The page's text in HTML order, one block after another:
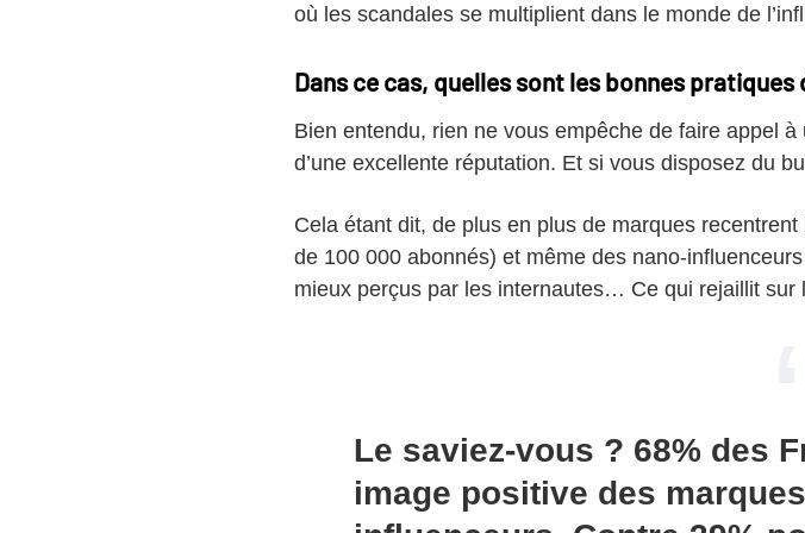
où les scandales se multiplient dans le monde de
Dans ce cas, quelles sont les bonnes
Bien entendu, rien ne vous empêche de faire appel
d’une excellente réputation. Et si vous disposez du
Cela étant dit, de plus en plus de marques
de 100 000 abonnés) et même des nano-
mieux perçus par les internautes… Ce qui rejaillit sur
Le saviez-vous ? 68% des
image positive des